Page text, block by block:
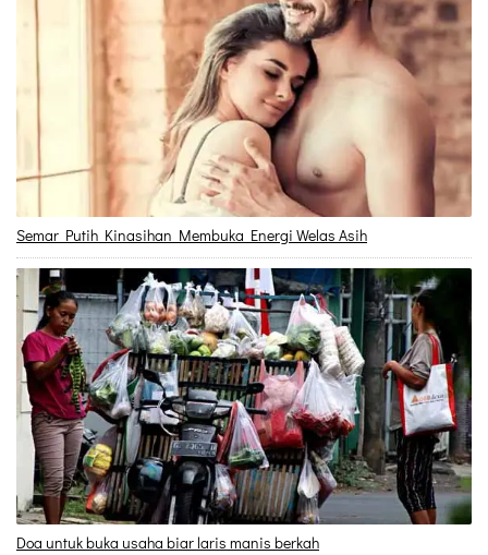
Semar Putih Kinasihan Membuka Energi Welas Asih
Doa untuk buka usaha biar laris manis berkah